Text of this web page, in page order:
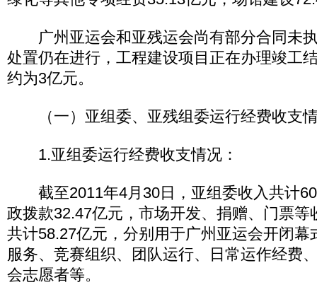
广州亚运会和亚残运会尚有部分合同未
处置仍在进行，工程建设项目正在办理竣工
约为3亿元。
（一）亚组委、亚残组委运行经费收支
1.亚组委运行经费收支情况：
截至2011年4月30日，亚组委收入共计
政拨款32.47亿元，市场开发、捐赠、门票等
共计58.27亿元，分别用于广州亚运会开闭幕
服务、竞赛组织、团队运行、日常运作经费
会志愿者等。